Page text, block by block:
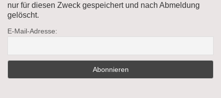
nur für diesen Zweck gespeichert und nach Abmeldung
gelöscht.
E-Mail-Adresse: